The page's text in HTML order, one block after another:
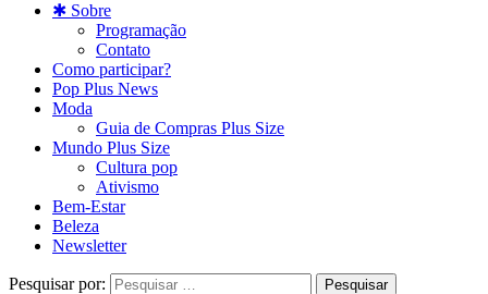
✱ Sobre
Programação
Contato
Como participar?
Pop Plus News
Moda
Guia de Compras Plus Size
Mundo Plus Size
Cultura pop
Ativismo
Bem-Estar
Beleza
Newsletter
Pesquisar por: